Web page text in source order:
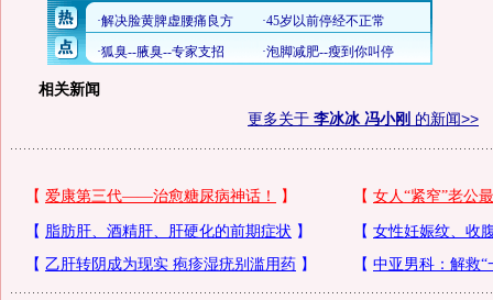
相关新闻
更多关于 李冰冰 冯小刚 的新闻>>